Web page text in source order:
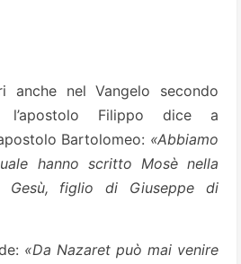
anche nel Vangelo secondo
l’apostolo Filippo dice a
Bartolomeo: «Abbiamo
hanno scritto Mosè nella
figlio di Giuseppe di
«Da Nazaret può mai venire